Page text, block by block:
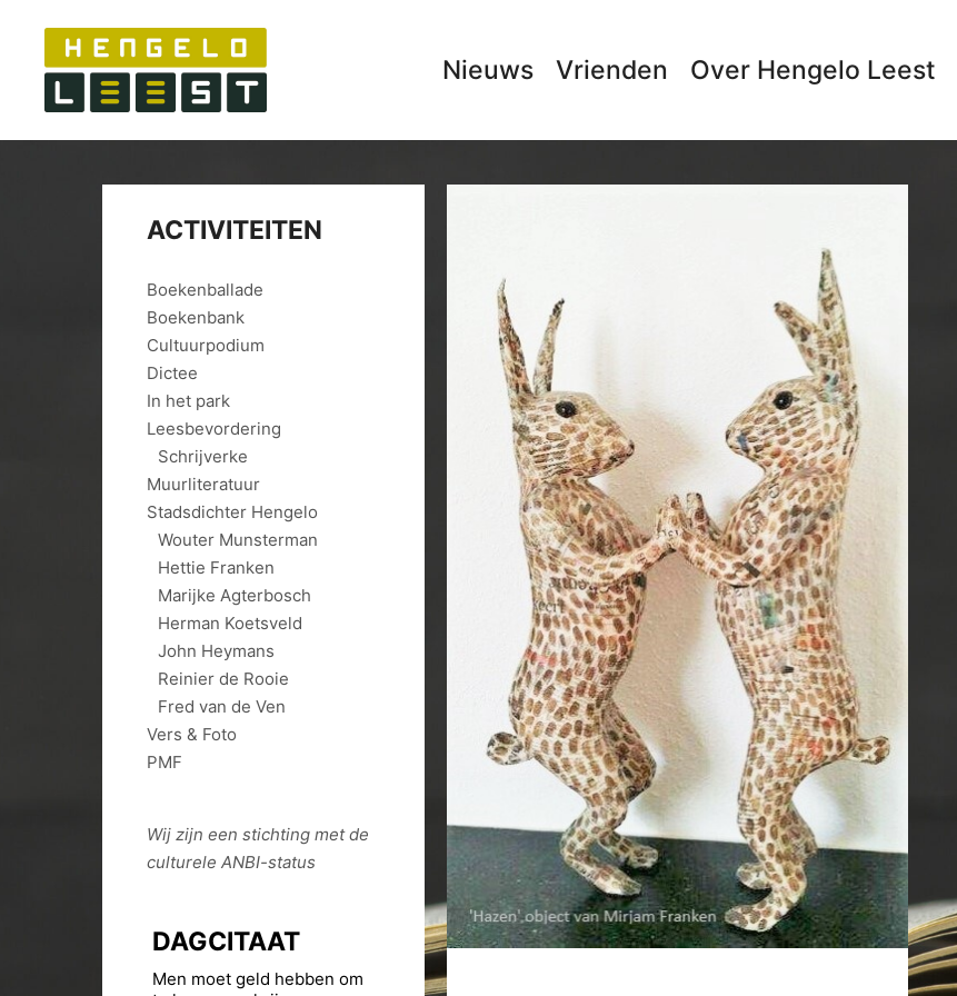
Nieuws Vrienden Over Hengelo Leest
ACTIVITEITEN
Boekenballade
Boekenbank
Cultuurpodium
Dictee
In het park
Leesbevordering
Schrijverke
Muurliteratuur
Stadsdichter Hengelo
Wouter Munsterman
Hettie Franken
Marijke Agterbosch
Herman Koetsveld
John Heymans
Reinier de Rooie
Fred van de Ven
Vers & Foto
PMF
Wij zijn een stichting met de
culturele ANBI-status
DAGCITAAT
Men moet geld hebben om